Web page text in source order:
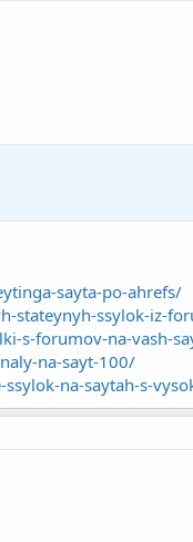
sayta-po-ahrefs/
stateynyh-ssylok-iz-
s-forumov-na-vash-
na-sayt-100/
na-saytah-s-